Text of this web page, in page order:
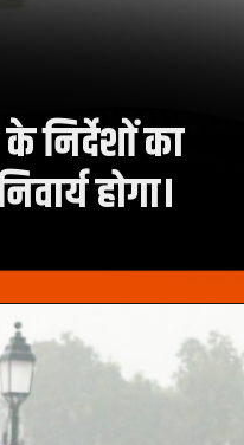
निर्देशों का
होगा।